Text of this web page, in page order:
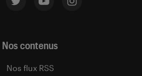
Nos contenus
Nos flux RSS